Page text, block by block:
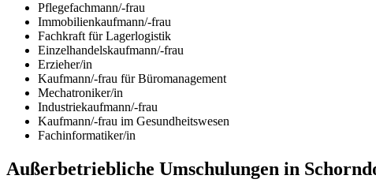
Pflegefachmann/-frau
Immobilienkaufmann/-frau
Fachkraft für Lagerlogistik
Einzelhandelskaufmann/-frau
Erzieher/in
Kaufmann/-frau für Büromanagement
Mechatroniker/in
Industriekaufmann/-frau
Kaufmann/-frau im Gesundheitswesen
Fachinformatiker/in
Außerbetriebliche Umschulungen in